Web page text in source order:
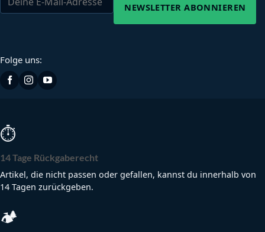
NEWSLETTER ABONNIEREN
Folge uns:
⏱
14 Tage Rückgaberecht
Artikel, die nicht passen oder gefallen, kannst du innerhalb von
14 Tagen zurückgeben.
🏕